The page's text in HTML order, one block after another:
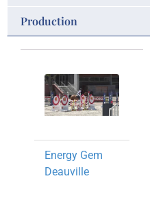
Production
Energy Gem
Deauville